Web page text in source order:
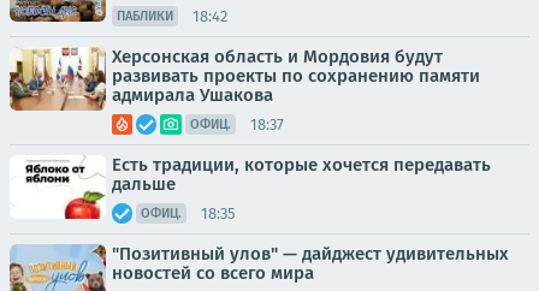
ПАБЛИКИ 18:42
Херсонская область и Мордовия будут
развивать проекты по сохранению памяти
адмирала Ушакова
ОФИЦ. 18:37
Есть традиции, которые хочется передавать
дальше
ОФИЦ. 18:35
"Позитивный улов" — дайджест удивительных
новостей со всего мира